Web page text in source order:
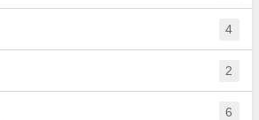
4
2
6